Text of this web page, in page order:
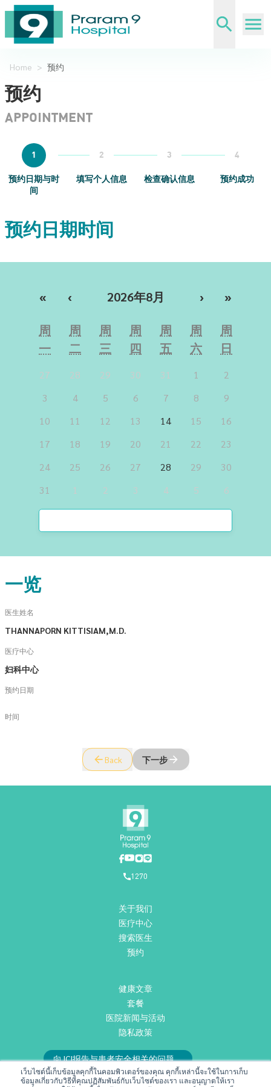
เว็บไซต์นี้เก็บข้อมูลคุกกี้ในคอมพิวเตอร์ของคุณ คุกกี้เหล่านี้จะใช้ในการเก็บ
ข้อมูลเกี่ยวกับวิธีที่คุณปฏิสัมพันธ์กับเว็บไซต์ของเรา และอนุญาตให้เรา
Home > 预约
预约
APPOINTMENT
1 2 3 4
预约日期与时
间
填写个人信息 检查确认信息 预约成功
预约日期时间
« ‹ 2026年8月 › »
周
一
周
二
周
三
周
四
周
五
周
六
周
日
27 28 29 30 31 1
2
3
4 5 6 7 8
9
10
11 12 13 14 15
16
17
18 19 20 21 22
23
24
25 26 27 28 29
30
31
1 2 3 4 5 6
一览
医生姓名
THANNAPORN KITTISIAM,M.D.
医疗中心
妇科中心
预约日期
时间
Back 下一步
1270
关于我们
医疗中心
搜索医生
预约
健康文章
套餐
医院新闻与活动
隐私政策
向JCI报告与患者安全相关的问题。
或发送邮件至RMD@praram9.com与我们联系。